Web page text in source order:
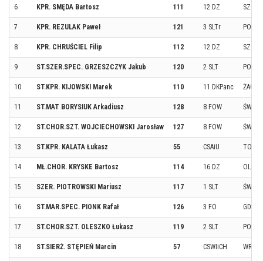
6 KPR. SMĘDA Bartosz 111 12 DZ
7 KPR. REZULAK Paweł 121 3 SLTr
8 KPR. CHRUŚCIEL Filip 112 12 DZ
9 ST.SZER.SPEC. GRZESZCZYK Jakub 120 2 SLT
10 ST.KPR. KIJOWSKI Marek 110 11 DKPanc ŻAGAŃ
11 ST.MAT BORYSIUK Arkadiusz 128 8 FOW
12 ST.CHOR.SZT. WOJCIECHOWSKI Jarosław 127 8 FOW
13 ST.KPR. KALATA Łukasz 55 CSAiU TORUŃ
14 MŁ.CHOR. KRYSKE Bartosz 114 16 DZ
15 SZER. PIOTROWSKI Mariusz 117 1 SLT
16 ST.MAR.SPEC. PIONK Rafał 126 3 FO
17 ST.CHOR.SZT. OLESZKO Łukasz 119 2 SLT
18 ST.SIERŻ. STĘPIEŃ Marcin 57 CSWIiCH